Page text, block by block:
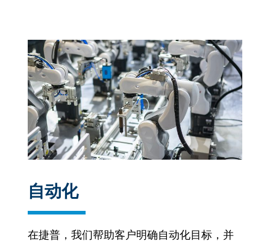
自动化
在捷普，我们帮助客户明确自动化目标，并